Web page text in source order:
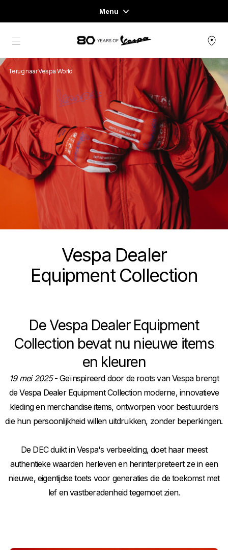
Menu
Menu
VOERTUIGASSORTIMENT
KLEDING & LIFESTYLE
ERVARINGEN
CONCEPT STORE
Ga naar de hoofdcontent
Terug naar Vespa World
Vespa Dealer
Equipment Collection
De Vespa Dealer Equipment
Collection bevat nu nieuwe items
en kleuren
19 mei 2025- Geïnspireerd door de roots van Vespa brengt
de Vespa Dealer Equipment Collection moderne, innovatieve
kleding en merchandise items, ontworpen voor bestuurders
die hun persoonlijkheid willen uitdrukken, zonder beperkingen.
De DEC duikt in Vespa's verbeelding, doet haar meest
authentieke waarden herleven en herinterpreteert ze in een
nieuwe, eigentijdse toets voor generaties die de toekomst met
lef en vastberadenheid tegemoet zien.